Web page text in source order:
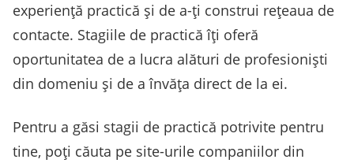
experiență practică și de a-ți construi rețeaua de
contacte. Stagiile de practică îți oferă
oportunitatea de a lucra alături de profesioniști
din domeniu și de a învăța direct de la ei.
Pentru a găsi stagii de practică potrivite pentru
tine, poți căuta pe site-urile companiilor din